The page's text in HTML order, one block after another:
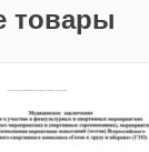
товары